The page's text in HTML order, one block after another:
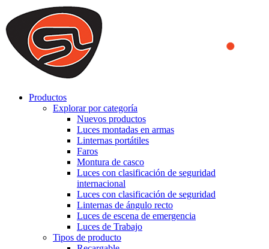
We use cookies to ensure that we provide you the best experience
on our website. By continuing to browse this website, you accept
that cookies are used to help us analyze how the website is used and
to offer you a better experience. To learn more or to find out how
you can disable cookies, you can access our
Productos
Explorar por categoría
Nuevos productos
Luces montadas en armas
Linternas portátiles
Faros
Montura de casco
Luces con clasificación de seguridad
internacional
Luces con clasificación de seguridad
Linternas de ángulo recto
Luces de escena de emergencia
Luces de Trabajo
Tipos de producto